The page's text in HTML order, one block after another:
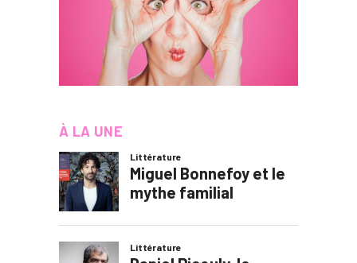
À LA UNE